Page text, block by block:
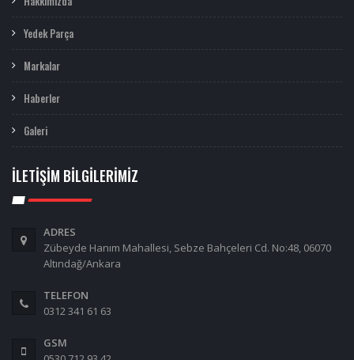
Yedek Parça
Markalar
Haberler
Galeri
İLETIŞIM BILGILERIMIZ
ADRES
Zübeyde Hanım Mahallesi, Sebze Bahçeleri Cd. No:48, 06070
Altındağ/Ankara
TELEFON
0312 341 61 63
GSM